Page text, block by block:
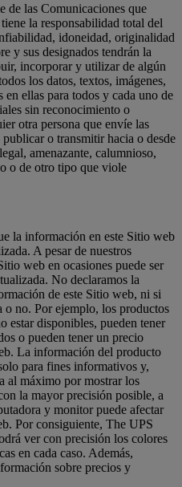
de las Comunicaciones que
la responsabilidad total del
idoneidad, originalidad
y sus designados tendrán la
incorporar y utilizar de algún
los datos, textos, imágenes,
en ellas para todos y cada uno de
sin reconocimiento o
otra persona que envíe las
o transmitir hacia o desde
amenazante, calumnioso,
o de otro tipo que viole
la información en este Sitio web
A pesar de nuestros
web en ocasiones puede ser
No declaramos la
de este Sitio web, ni si
o no. Por ejemplo, los productos
estar disponibles, pueden tener
o pueden tener un precio
La información del producto
para fines informativos y,
al máximo por mostrar los
la mayor precisión posible, a
y monitor puede afectar
Por consiguiente, The UPS
ver con precisión los colores
en cada caso. Además,
sobre precios y